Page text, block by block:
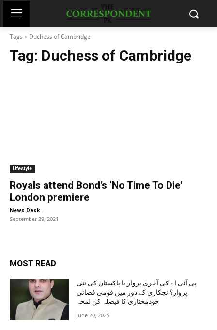
Tags Duchess of Cambridge
Tag: Duchess of Cambridge
Lifestyle
Royals attend Bond’s ‘No Time To Die’
London premiere
News Desk -
September 29, 2021
MOST READ
پی آئی اے کی آخری پرواز یا پاکستان کی نئی
پرواز؟ نجکاری کے دور میں قومی فضائی
خودمختاری کا فیصلہ کن لمحہ
June 20, 2025